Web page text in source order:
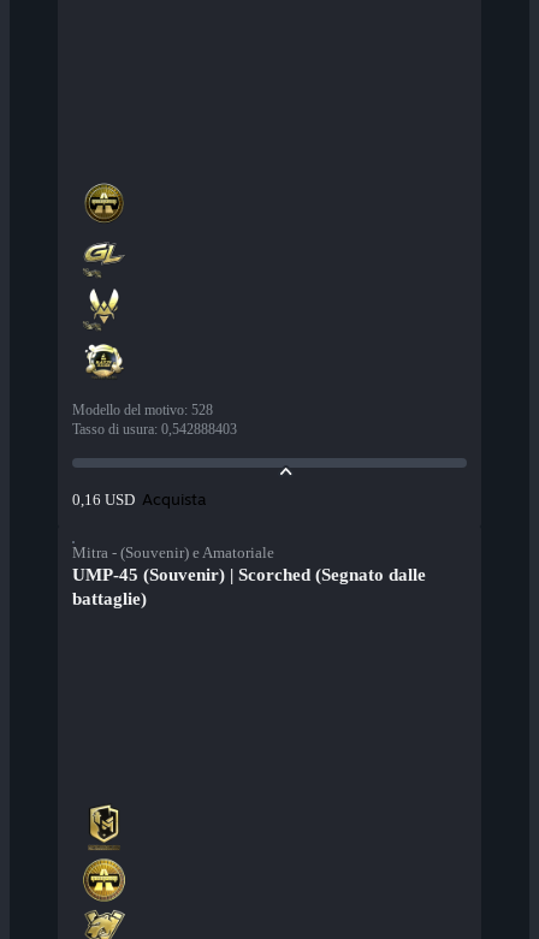
Modello del motivo: 528
Tasso di usura: 0,542888403
0,16 USD Acquista
Mitra - (Souvenir) e Amatoriale
UMP-45 (Souvenir) | Scorched (Segnato dalle
battaglie)